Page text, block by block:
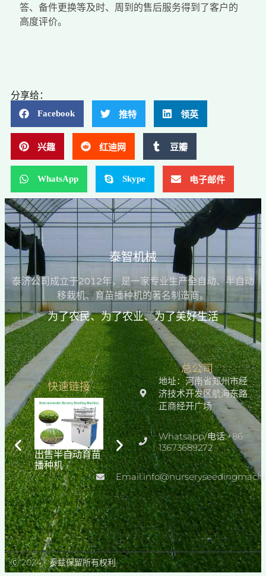
答、备件更换等及时、周到的售后服务得到了客户的
高度评价。
分享给：
Facebook 推特 领英
兴趣 红迪网 豆瓣
WhatsApp Skype 电子邮件
泰智机械
泰济公司成立于2012年，是一家专业生产全自动、半自动
移栽机、育苗播种机的著名制造商。
为了农民、为了农业、为了美好生活
快速链接
出售半自动育苗
播种机
各种蔬菜种子播
种自动育苗播种
机
温室播种蔬菜育
苗播种机
总公司
地址：河南省郑州市经
济技术开发区航海东路
正商经开广场
Whatsapp/电话:+86
13673689272
Ⓒ 2024 - 泰兹保留所有权利